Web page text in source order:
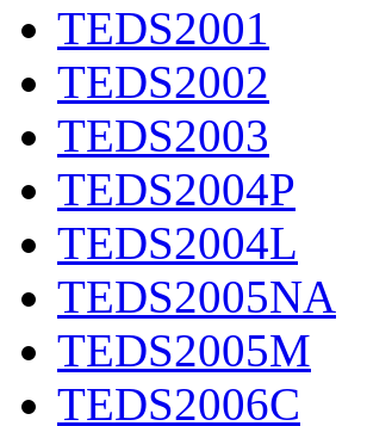
TEDS2001
TEDS2002
TEDS2003
TEDS2004P
TEDS2004L
TEDS2005NA
TEDS2005M
TEDS2006C